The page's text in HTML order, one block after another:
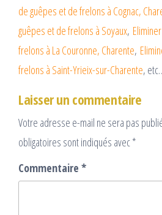
de guêpes et de frelons à Cognac,
guêpes et de frelons à Soyaux,
frelons à La Couronne, Charente,
frelons à Saint-Yrieix-sur-Charente,
Laisser un commentaire
Votre adresse e-mail ne sera pas
obligatoires sont indiqués avec*
Commentaire *